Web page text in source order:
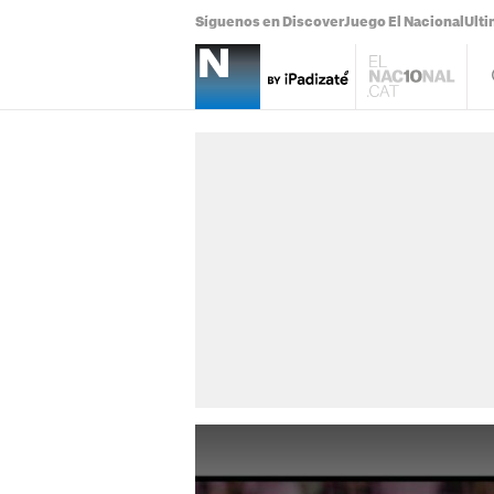
Síguenos en DiscoverJuego El Nacional